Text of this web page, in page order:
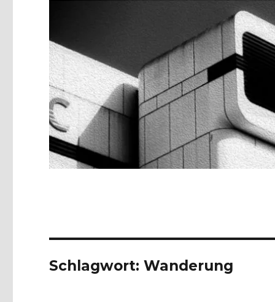
Schlagwort:Wanderung